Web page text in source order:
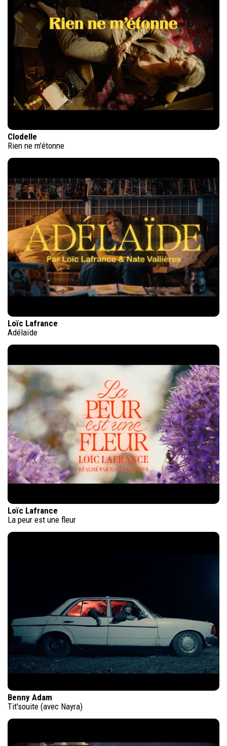
Clodelle
Rien ne m'étonne
Loïc Lafrance
Adélaïde
Loïc Lafrance
La peur est une fleur
Benny Adam
Tit'souite (avec Nayra)